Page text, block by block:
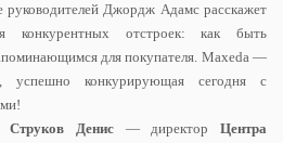
руководителей Джордж Адамс расскажет
конкурентных отстроек: как быть
для покупателя. Maxeda —
успешно конкурирующая сегодня с
Струков Денис— директорЦентра